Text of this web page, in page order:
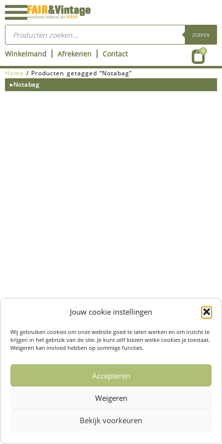
Jouw cookie instellingen
Wij gebruiken cookies om onze website goed te laten werken en om inzicht te
krijgen in het gebruik van de site. Je kunt zelf kiezen welke cookies je toestaat.
Weigeren kan invloed hebben op sommige functies.
Accepteren
Weigeren
Bekijk voorkeuren
Ga
naar
inhoud
Producten
zoeken ZOEKEN
Winkelmand Afrekenen Contact 0
Home / Producten getagged “Notabag”
▸Notabag